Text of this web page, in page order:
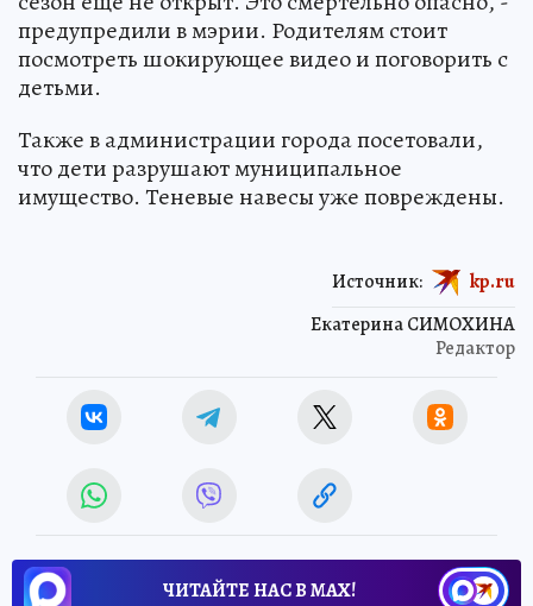
предупредили в мэрии. Родителям стоит
посмотреть шокирующее видео и поговорить с
детьми.
Также в администрации города посетовали,
что дети разрушают муниципальное
имущество. Теневые навесы уже повреждены.
Екатерина СИМОХИНА
Редактор
Источник: kp.ru
ЧИТАЙТЕ НАС В МАХ!